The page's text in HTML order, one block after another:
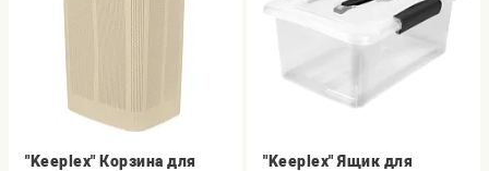
"Keeplex" Корзина для
"Keeplex" Ящик для